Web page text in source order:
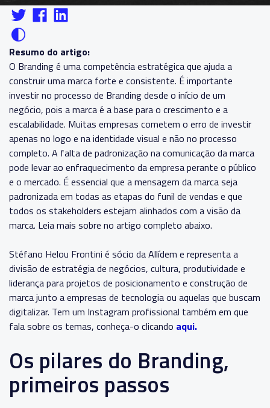
Resumo do artigo:
O Branding é uma competência estratégica que ajuda a
construir uma marca forte e consistente. É importante
investir no processo de Branding desde o início de um
negócio, pois a marca é a base para o crescimento e a
escalabilidade. Muitas empresas cometem o erro de investir
apenas no logo e na identidade visual e não no processo
completo. A falta de padronização na comunicação da marca
pode levar ao enfraquecimento da empresa perante o público
e o mercado. É essencial que a mensagem da marca seja
padronizada em todas as etapas do funil de vendas e que
todos os stakeholders estejam alinhados com a visão da
marca. Leia mais sobre no artigo completo abaixo.
Stéfano Helou Frontini é sócio da Allídem e representa a
divisão de estratégia de negócios, cultura, produtividade e
liderança para projetos de posicionamento e construção de
marca junto a empresas de tecnologia ou aquelas que buscam
digitalizar. Tem um Instagram profissional também em que
fala sobre os temas, conheça-o clicando aqui.
Os pilares do Branding,
primeiros passos